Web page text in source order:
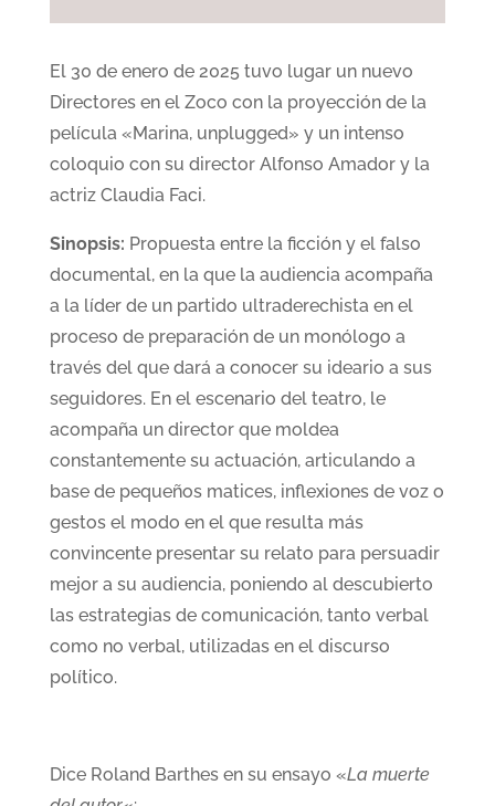
El 30 de enero de 2025 tuvo lugar un nuevo
Directores en el Zoco con la proyección de la
película «Marina, unplugged» y un intenso
coloquio con su director Alfonso Amador y la
actriz Claudia Faci.
Sinopsis: Propuesta entre la ficción y el falso
documental, en la que la audiencia acompaña
a la líder de un partido ultraderechista en el
proceso de preparación de un monólogo a
través del que dará a conocer su ideario a sus
seguidores. En el escenario del teatro, le
acompaña un director que moldea
constantemente su actuación, articulando a
base de pequeños matices, inflexiones de voz o
gestos el modo en el que resulta más
convincente presentar su relato para persuadir
mejor a su audiencia, poniendo al descubierto
las estrategias de comunicación, tanto verbal
como no verbal, utilizadas en el discurso
político.
Dice Roland Barthes en su ensayo «La muerte